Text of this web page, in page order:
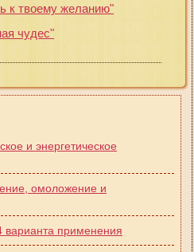
к твоему желанию"
чудес"
и энергетическое
омоложение и
варианта применения